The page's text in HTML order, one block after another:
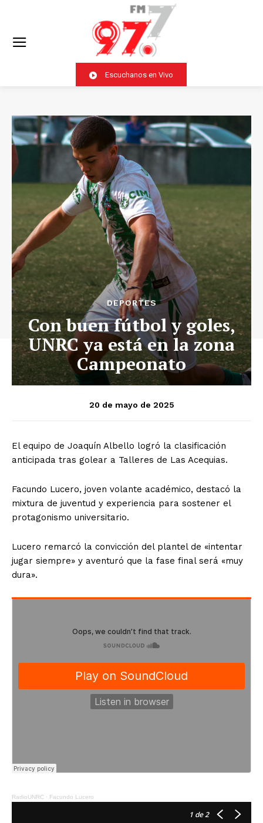
Escuchanos en Vivo
DEPORTES
Con buen fútbol y goles,
UNRC ya está en la zona
Campeonato
20 de mayo de 2025
El equipo de Joaquín Albello logró la clasificación
anticipada tras golear a Talleres de Las Acequias.
Facundo Lucero, joven volante académico, destacó la
mixtura de juventud y experiencia para sostener el
protagonismo universitario.
Lucero remarcó la convicción del plantel de «intentar
jugar siempre» y aventuró que la fase final será «muy
dura».
RadioUNRC · Facundo Lucero
1 de 2